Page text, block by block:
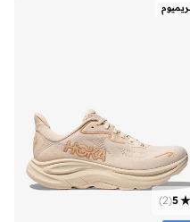
5
(
2
)